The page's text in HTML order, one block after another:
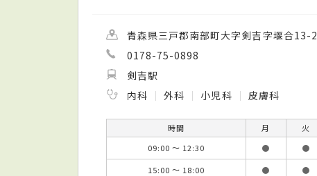
青森県三戸郡南部町大字剣吉字堰合13-2
0178-75-0898
剣吉駅
内科
外科 小児科 皮膚科
時間 月 火
09:00 ～ 12:30
● ●
15:00 ～ 18:00
● ●